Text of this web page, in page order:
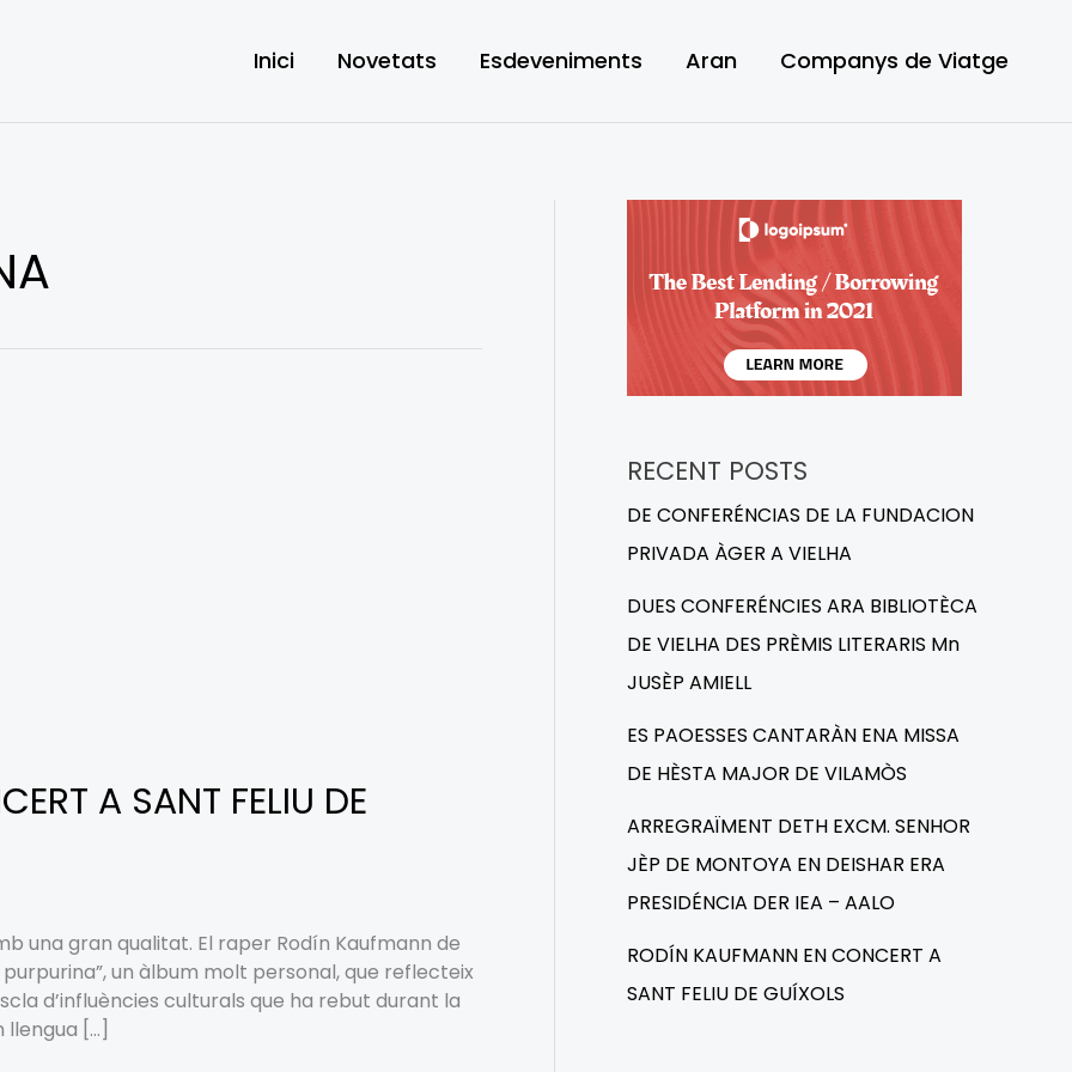
Inici Novetats Esdeveniments Aran Companys de Viatge
A SANT FELIU DE
una gran qualitat. El raper Rodín Kaufmann de
un àlbum molt personal, que reflecteix
d’influències culturals que ha rebut durant la
llengua […]
RECENT POSTS
DE CONFERÉNCIAS DE LA FUNDACION
PRIVADA ÀGER A VIELHA
DUES CONFERÉNCIES ARA BIBLIOTÈCA
DE VIELHA DES PRÈMIS LITERARIS Mn
JUSÈP AMIELL
ES PAOESSES CANTARÀN ENA MISSA
DE HÈSTA MAJOR DE VILAMÒS
ARREGRAÏMENT DETH EXCM. SENHOR
JÈP DE MONTOYA EN DEISHAR ERA
PRESIDÉNCIA DER IEA – AALO
RODÍN KAUFMANN EN CONCERT A
SANT FELIU DE GUÍXOLS